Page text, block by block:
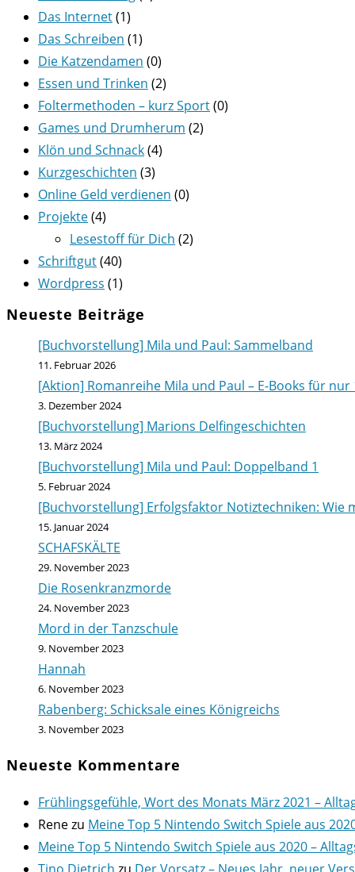
Das Internet(1)
Das Schreiben (1)
Die Katzendamen (0)
Essen und Trinken (2)
Foltermethoden – kurz Sport(0)
Games und Drumherum (2)
Klön und Schnack(4)
Kurzgeschichten (3)
Online Geld verdienen (0)
Projekte(4)
Lesestoff für Dich (2)
Schriftgut(40)
Wordpress (1)
Neueste Beiträge
[Buchvorstellung] Mila und Paul: Sammelband
11. Februar 2026
[Aktion] Romanreihe Mila und Paul – E-Books für nur
3. Dezember 2024
[Buchvorstellung] Marions Delfingeschichten
13. März 2024
[Buchvorstellung] Mila und Paul: Doppelband 1
5. Februar 2024
[Buchvorstellung] Erfolgsfaktor Notiztechniken:
15. Januar 2024
SCHAFSKÄLTE
29. November 2023
Die Rosenkranzmorde
24. November 2023
Mord in der Tanzschule
9. November 2023
Hannah
6. November 2023
Rabenberg: Schicksale eines Königreichs
3. November 2023
Neueste Kommentare
Frühlingsgefühle, Wort des Monats März 2021 –
Renezu Meine Top 5 Nintendo Switch Spiele aus
Meine Top 5 Nintendo Switch Spiele aus 2020 –